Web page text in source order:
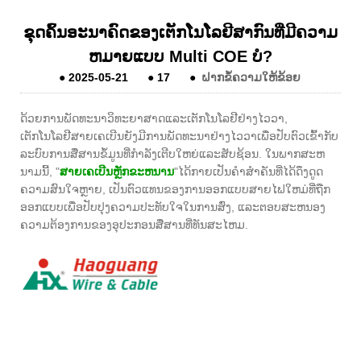
ຂຸດຄົ້ນອະນາຄົດຂອງເຕັກໂນໂລຍີສາກົນທີ່ມີຄວາມ
ຫມາຍແບບ Multi COE ບໍ?
● 2025-05-21 ● 17 ● ຝາກຂໍ້ຄວາມໃຫ້ຂ້ອຍ
ດ້ວຍການພັດທະນາວິທະຍາສາດແລະເຕັກໂນໂລຢີຢ່າງໄວວາ,
ເຕັກໂນໂລຢີສາຍເຄເບີນຍັງມີການພັດທະນາຢ່າງໄວວາເພື່ອປັບຕົວເຂົ້າກັບ
ລະບົບການສື່ສານຂໍ້ມູນທີ່ກໍາລັງເຕີບໃຫຍ່ແລະສັບຊ້ອນ. ໃນພາກສະຫ
ນາມນີ້, "ສາຍເຄເບີນຫຼັກຂະຫນານ"ໄດ້ກາຍເປັນຄໍາສໍາຄັນທີ່ໄດ້ດຶງດູດ
ຄວາມສົນໃຈຫຼາຍ, ເປັນຕົວແທນຂອງການອອກແບບສາຍໄຟໃຫມ່ທີ່ຖືກ
ອອກແບບເພື່ອປັບປຸງຄວາມປະທັບໃຈໃນການສົ່ງ, ແລະຕອບສະຫນອງ
ຄວາມຕ້ອງການຂອງອຸປະກອນສື່ສານທີ່ທັນສະໄຫມ.